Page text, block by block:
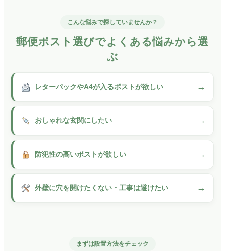
こんな悩みで探していませんか？
郵便ポスト選びでよくある悩みから選
ぶ
レターパックやA4が入るポストが欲しい
郵便物のサイズに対応したポストを選ぶことで、再配達や折れ曲がり
→
おしゃれな玄関にしたい
ポストは外観の印象を大きく左右するため、デザイン性も重要です。
→
防犯性の高いポストが欲しい
鍵付き・投函口の構造により、郵便物の盗難リスクを軽減できます。
→
外壁に穴を開けたくない・工事は避けたい
工事不要で届いたその日から置くだけで設置できる、便利なスタン
→
まずは設置方法をチェック